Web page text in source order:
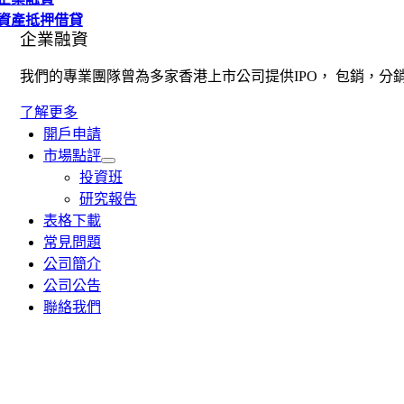
產抵押借貸
企業融資
我們的專業團隊曾為多家香港上市公司提供IPO， 包銷，分
了解更多
開戶申請
市場點評
投資班
研究報告
表格下載
常見問題
公司簡介
公司公告
聯絡我們